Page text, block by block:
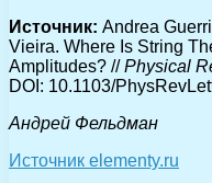
Источник: Andrea
Vieira. Where Is String
Amplitudes? //Physical
DOI: 10.1103/
Андрей Фельдман
Источник elementy.ru